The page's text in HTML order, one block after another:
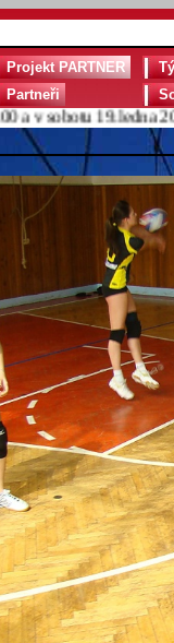
Projekt PARTNER
Partneři
sobotu 19.ledna 2013